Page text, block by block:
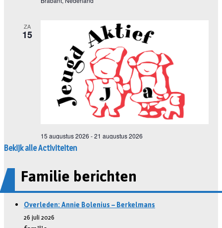
Bekijk alle Activiteiten
Familie berichten
Overleden: Annie Bolenius – Berkelmans
26 juli 2026